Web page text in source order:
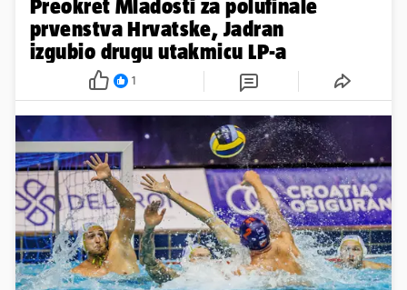
Preokret Mladosti za polufinale
prvenstva Hrvatske, Jadran
izgubio drugu utakmicu LP-a
1